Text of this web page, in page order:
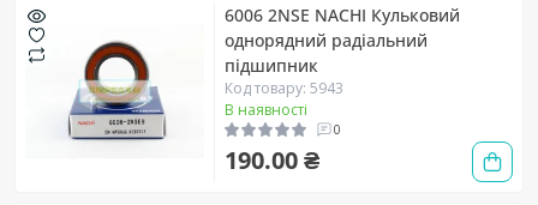
6006 2NSE NACHI Кульковий
однорядний радіальний
підшипник
Код товару: 5943
В наявності
0
190.00 ₴